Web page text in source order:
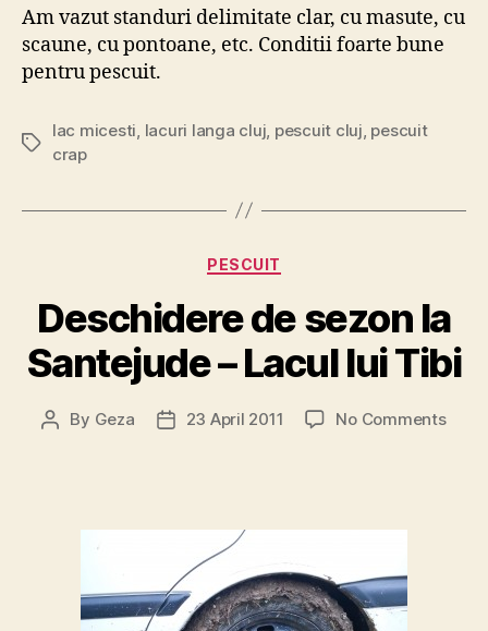
Am vazut standuri delimitate clar, cu masute, cu
scaune, cu pontoane, etc. Conditii foarte bune
pentru pescuit.
Tags
lac micesti lacuri langa cluj pescuit cluj pescuit
crap
Categories
PESCUIT
Deschidere de sezon la
Santejude – Lacul lui Tibi
Post
By Geza
Post23 April 2011 No Commentson